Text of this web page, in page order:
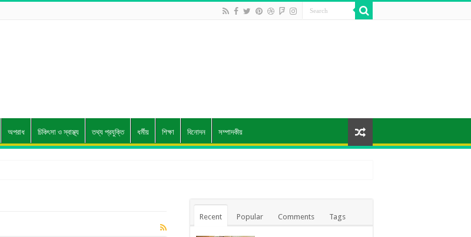
অপরাধ চিকিৎসা ও স্বাস্থ্য তথ্য প্রযুক্তি ধর্মীয় শিক্ষা বিনোদন সম্পাদকীয়
Recent Popular Comments Tags